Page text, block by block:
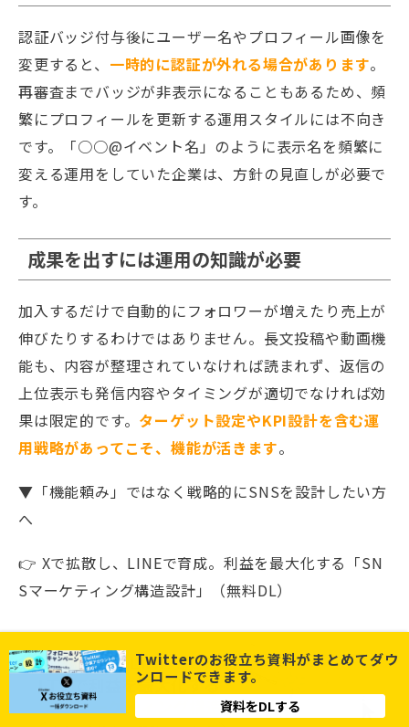
認証バッジ付与後にユーザー名やプロフィール画像を
変更すると、 一時的に認証が外れる場合があります。
再審査までバッジが非表示になることもあるため、頻
繁にプロフィールを更新する運用スタイルには不向き
です。「○○@イベント名」のように表示名を頻繁に
変える運用をしていた企業は、方針の見直しが必要で
す。
成果を出すには運用の知識が必要
加入するだけで自動的にフォロワーが増えたり売上が
伸びたりするわけではありません。長文投稿や動画機
能も、内容が整理されていなければ読まれず、返信の
上位表示も発信内容やタイミングが適切でなければ効
果は限定的です。 ターゲット設定やKPI設計を含む運
用戦略があってこそ、機能が活きます。
▼「機能頼み」ではなく戦略的にSNSを設計したい方
へ
👉 Xで拡散し、LINEで育成。利益を最大化する「SN
Sマーケティング構造設計」（無料DL）
Twitterのお役立ち資料がまとめてダウ
ンロードできます。
資料をDLする